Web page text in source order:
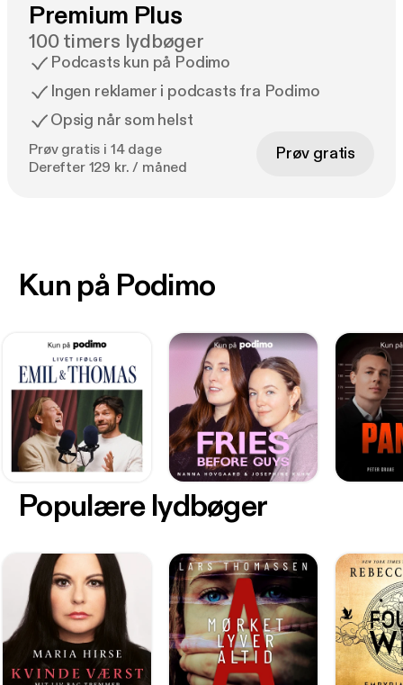
Premium Plus
100 timers lydbøger
Podcasts kun på Podimo
Ingen reklamer i podcasts fra Podimo
Opsig når som helst
Prøv gratis i 14 dage
Derefter 129 kr. / måned
Prøv gratis
Kun på Podimo
Populære lydbøger